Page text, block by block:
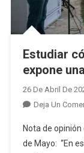
Estudiar
expone
26 De Abril De
Deja Un
Nota de opinión
de Mayo: “En